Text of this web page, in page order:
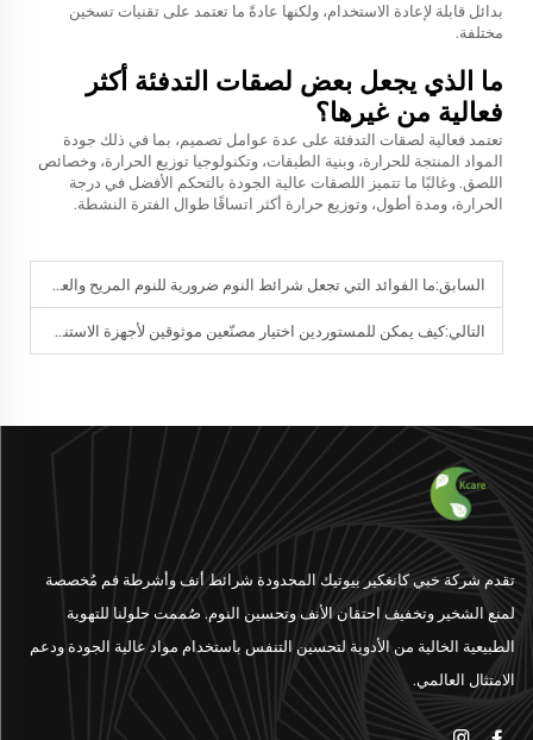
بدائل قابلة لإعادة الاستخدام، ولكنها عادةً ما تعتمد على تقنيات تسخين
مختلفة.
ما الذي يجعل بعض لصقات التدفئة أكثر
فعالية من غيرها؟
تعتمد فعالية لصقات التدفئة على عدة عوامل تصميم، بما في ذلك جودة
المواد المنتجة للحرارة، وبنية الطبقات، وتكنولوجيا توزيع الحرارة، وخصائص
اللصق. وغالبًا ما تتميز اللصقات عالية الجودة بالتحكم الأفضل في درجة
الحرارة، ومدة أطول، وتوزيع حرارة أكثر اتساقًا طوال الفترة النشطة.
السابق:ما الفوائد التي تجعل شرائط النوم ضرورية للنوم المريح والعميق؟
التالي:كيف يمكن للمستوردين اختيار مصنّعين موثوقين لأجهزة الاستنشاق الأنفية في الصين؟
تقدم شركة خبي كانغكير بيوتيك المحدودة شرائط أنف وأشرطة فم مُخصصة
لمنع الشخير وتخفيف احتقان الأنف وتحسين النوم. صُممت حلولنا للتهوية
الطبيعية الخالية من الأدوية لتحسين التنفس باستخدام مواد عالية الجودة ودعم
الامتثال العالمي.